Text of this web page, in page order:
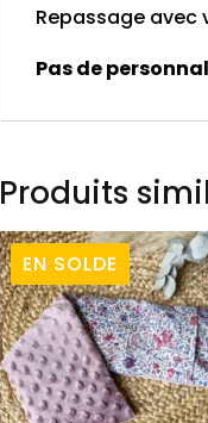
Repassage avec
Pas de
Produits
EN SOLDE